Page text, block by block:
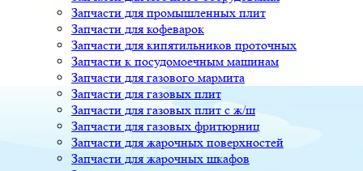
Запчасти для промышленных плит
Запчасти для кофеварок
Запчасти для кипятильников проточных
Запчасти к посудомоечным машинам
Запчасти для газового мармита
Запчасти для газовых плит
Запчасти для газовых плит с ж/ш
Запчасти для газовых фритюрниц
Запчасти для жарочных поверхностей
Запчасти для жарочных шкафов